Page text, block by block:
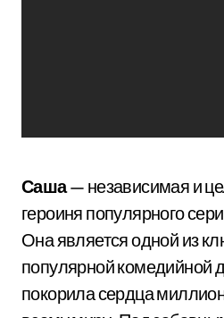
Саша— независимая и
героиня популярного
Она является одной из
популярной комедийной
покорила сердца